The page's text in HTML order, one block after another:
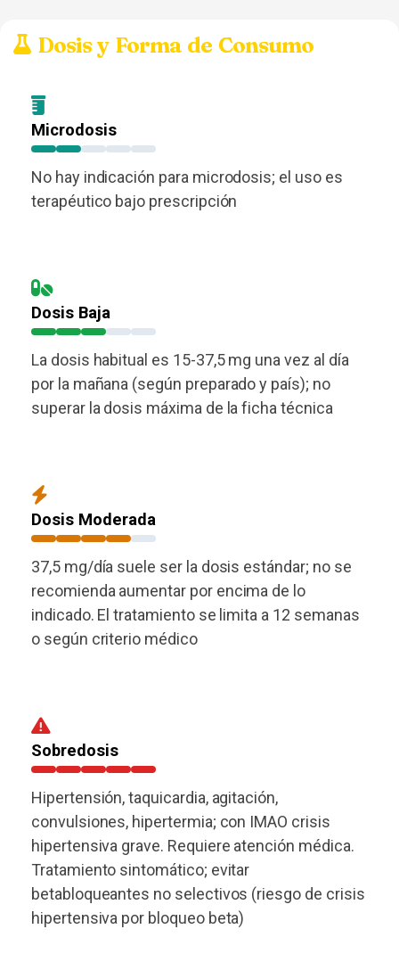
Dosis y Forma de Consumo
Microdosis
No hay indicación para microdosis; el uso es
terapéutico bajo prescripción
Dosis Baja
La dosis habitual es 15-37,5 mg una vez al día
por la mañana (según preparado y país); no
superar la dosis máxima de la ficha técnica
Dosis Moderada
37,5 mg/día suele ser la dosis estándar; no se
recomienda aumentar por encima de lo
indicado. El tratamiento se limita a 12 semanas
o según criterio médico
Sobredosis
Hipertensión, taquicardia, agitación,
convulsiones, hipertermia; con IMAO crisis
hipertensiva grave. Requiere atención médica.
Tratamiento sintomático; evitar
betabloqueantes no selectivos (riesgo de crisis
hipertensiva por bloqueo beta)